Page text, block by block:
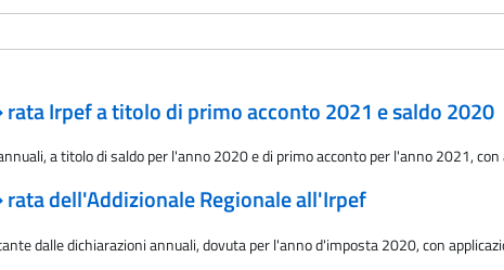
Irpef a titolo di primo acconto 2021 e saldo 2020
a titolo di saldo per l'anno 2020 e di primo acconto per l'anno 2021,
dell'Addizionale Regionale all'Irpef
dalle dichiarazioni annuali, dovuta per l'anno d'imposta 2020, con